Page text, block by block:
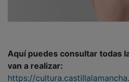
van a realizar:
https://